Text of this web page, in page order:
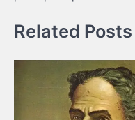
Post
Related Posts